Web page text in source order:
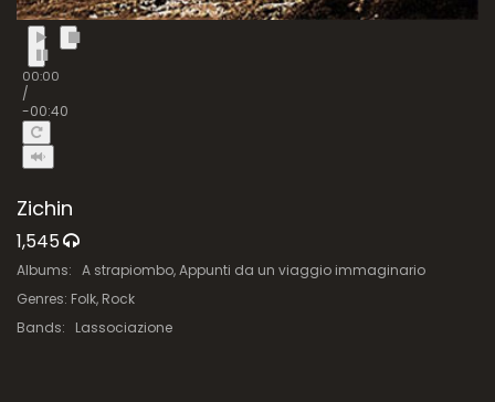
00:00
/
-00:40
Zichin
1,545
Albums: A strapiombo,Appunti da un viaggio immaginario
Genres: Folk, Rock
Bands: Lassociazione